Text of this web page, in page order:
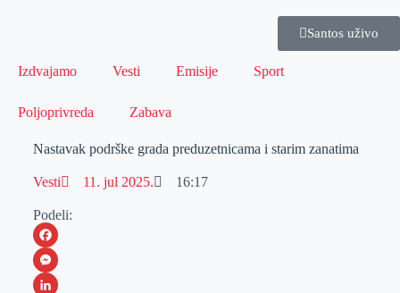
Santos uživo
Izdvajamo Vesti Emisije Sport
Poljoprivreda Zabava
Nastavak podrške grada preduzetnicama i starim zanatima
Vesti 11. jul 2025. 16:17
Podeli:
F
aM